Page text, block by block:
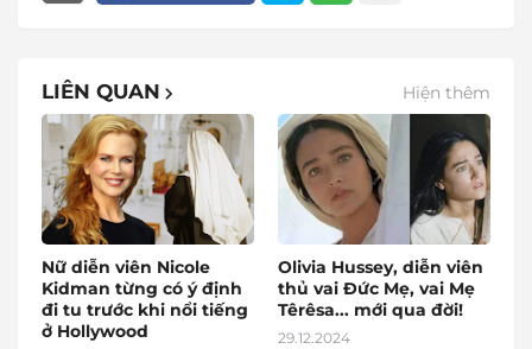
LIÊN QUAN Hiện thêm
Nữ diễn viên Nicole
Kidman từng có ý định
đi tu trước khi nổi tiếng
ở Hollywood
Olivia Hussey, diễn viên
thủ vai Đức Mẹ, vai Mẹ
Têrêsa... mới qua đời!
29.12.2024